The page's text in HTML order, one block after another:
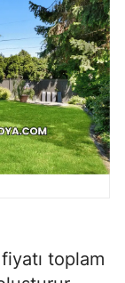
toplam